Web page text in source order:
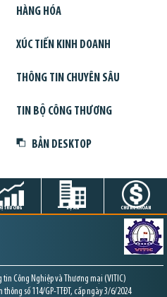
HÀNG HÓA
XÚC TIẾN KINH DOANH
THÔNG TIN CHUYÊN SÂU
TIN BỘ CÔNG THƯƠNG
BẢN DESKTOP
TRƯỜNG DỰ ÁN CHỨNG KHOÁN
tin Công Nghiệp và Thương mại (VITIC)
số 114/GP-TTĐT, cấp ngày 3/6/2024